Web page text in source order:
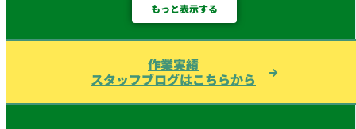
もっと表示する
作業実績
スタッフブログはこちらから